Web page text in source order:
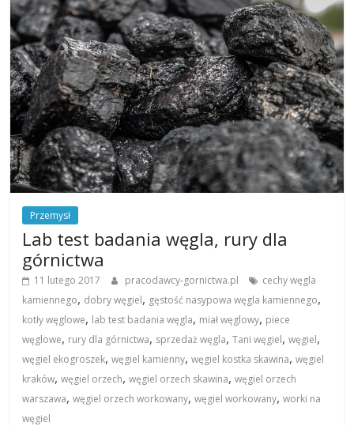
Przemysł
Lab test badania węgla, rury dla
górnictwa
11 lutego 2017 pracodawcy-gornictwa.pl
cechy węgla
kamiennego, dobry węgiel, gęstość nasypowa węgla kamiennego,
kotły węglowe, lab test badania węgla, miał węglowy, piece
węglowe, rury dla górnictwa, sprzedaż węgla,Tani węgiel,węgiel,
węgiel ekogroszek,węgiel kamienny,węgiel kostka skawina,węgiel
kraków,węgiel orzech,węgiel orzech skawina,węgiel orzech
warszawa,węgiel orzech workowany,węgiel workowany,worki na
węgiel